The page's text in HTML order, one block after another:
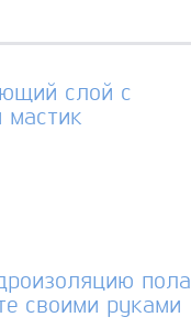
пола
своими руками